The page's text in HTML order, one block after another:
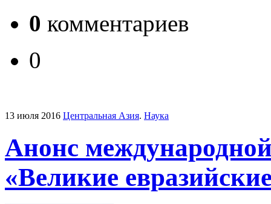
0 комментариев
0
13 июля 2016 Центральная Азия. Наука
Анонс
«Великие